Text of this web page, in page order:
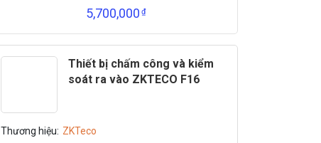
5,700,000₫
Thiết bị chấm công và kiểm
soát ra vào ZKTECO F16
Thương hiệu: ZKTeco